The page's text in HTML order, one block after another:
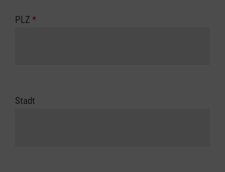
PLZ *
Stadt